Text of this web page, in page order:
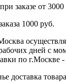
заказе от 3000
1000 руб.
дней с
по г.Москве
доставка